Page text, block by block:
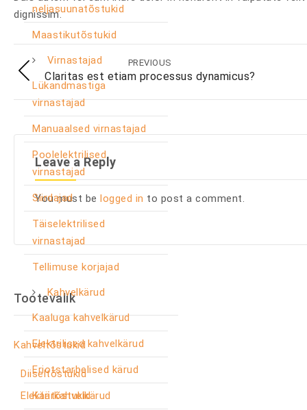
neljasuunatõstukid
Maastikutõstukid
Virnastajad
Lükandmastiga
virnastajad
Manuaalsed virnastajad
Poolelektrilised
virnastajad
Siirdajad
Täiselektrilised
virnastajad
Tellimuse korjajad
Kahvelkärud
Kaaluga kahvelkärud
Elektrilised kahvelkärud
Eriotstarbelised kärud
Käärkahvelkärud
dignissim.
PREVIOUS
Claritas est etiam processus dynamicus?
Leave a Reply
You must be logged in to post a comment.
Tootevalik
Kahveltõstukid
Diiseltõstukid
Elektritõstukid